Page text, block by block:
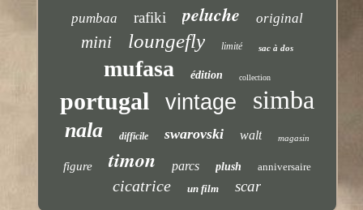
pumbaa rafiki peluche original
mini loungefly limité sac à dos
mufasa édition collection
portugal vintage simba
nala difficile swarovski walt magasin
figure timon parcs plush anniversaire
cicatrice un film scar